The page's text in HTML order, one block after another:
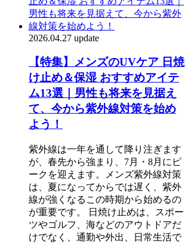
2026.04.27 update
【特集】メンズのUVケア 日焼
け止め＆保湿 おすすめアイテ
ム13選｜男性も将来を見据え
て、今から紫外線対策を始め
よう！
紫外線は一年を通して降り注ぎます
が、春先から強まり、7月・8月にピ
ークを迎えます。メンズ紫外線対策
は、夏になってからでは遅く、紫外
線が強くなるこの時期から始めるの
が重要です。 日焼け止めは、スポー
ツやゴルフ、海などのアウトドアだ
けでなく、通勤や外出、日常生活で